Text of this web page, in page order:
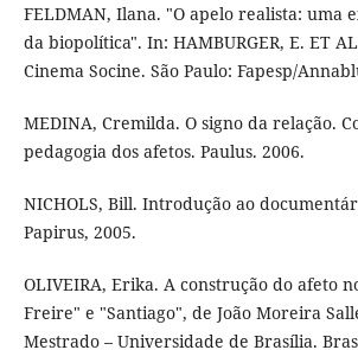
FELDMAN, Ilana. "O apelo realista: uma
da biopolí­tica". In: HAMBURGER, E. ET
Cinema Socine. São Paulo: Fapesp/
MEDINA, Cremilda. O signo da relação.
pedagogia dos afetos. Paulus. 2006.
NICHOLS, Bill. Introdução ao
Papirus, 2005.
OLIVEIRA, Erika. A construção do afeto
Freire" e "Santiago", de João Moreira
Mestrado – Universidade de Brasí­lia.